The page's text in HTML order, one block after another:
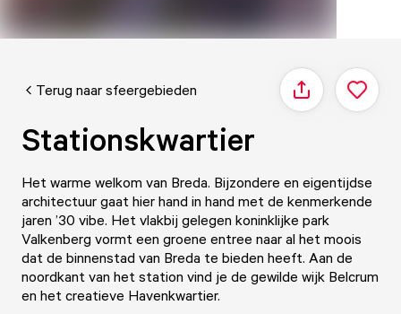
Terug naar sfeergebieden Delen
Stationskwartier
Het warme welkom van Breda. Bijzondere en eigentijdse
architectuur gaat hier hand in hand met de kenmerkende
jaren ’30 vibe. Het vlakbij gelegen koninklijke park
Valkenberg vormt een groene entree naar al het moois
dat de binnenstad van Breda te bieden heeft. Aan de
noordkant van het station vind je de gewilde wijk Belcrum
en het creatieve Havenkwartier.